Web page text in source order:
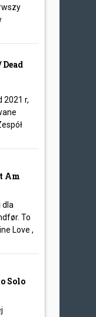
Dead
2021 r,
Am
dla
To
Love ,
Solo